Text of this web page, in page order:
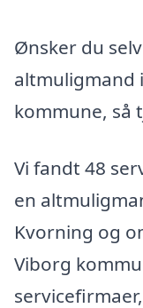
Ønsker du
altmuligmand
kommune, så
Vi fandt 48
en
Kvorning og
Viborg